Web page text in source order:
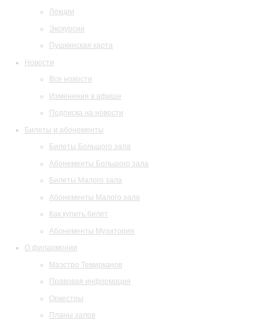
Лекции
Экскурсии
Пушкинская карта
Новости
Все новости
Изменения в афише
Подписка на новости
Билеты и абонементы
Билеты Большого зала
Абонементы Большого зала
Билеты Малого зала
Абонементы Малого зала
Как купить билет
Абонементы Музитория
О филармонии
Маэстро Темирканов
Правовая информация
Оркестры
Планы залов